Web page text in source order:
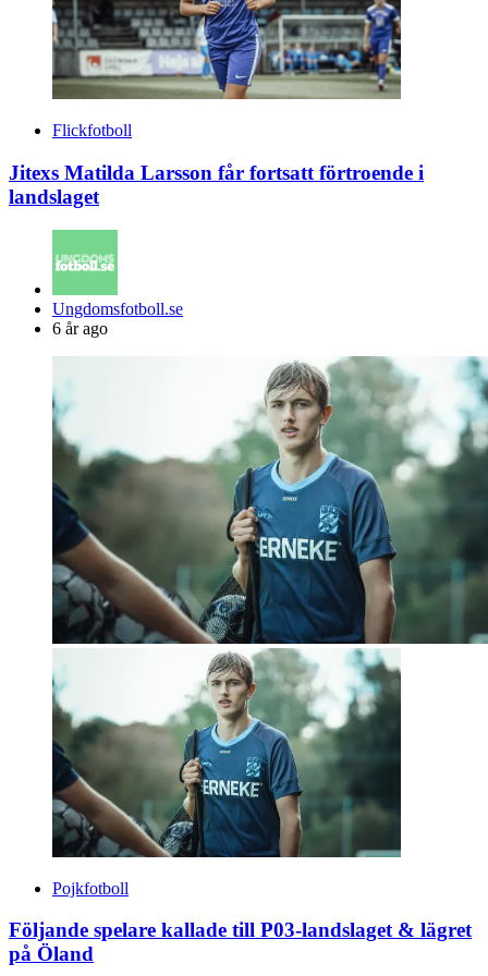
Flickfotboll
Jitexs Matilda Larsson får fortsatt förtroende i
landslaget
Posted
by
Ungdomsfotboll.se
6 år ago
Pojkfotboll
Följande spelare kallade till P03-landslaget & lägret
på Öland